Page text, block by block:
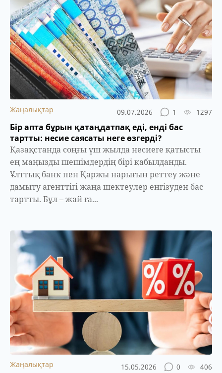
Жаңалықтар 09.07.2026 1 1297
Бір апта бұрын қатаңдатпақ еді, енді бас
тартты: несие саясаты неге өзгерді?
Қазақстанда соңғы үш жылда несиеге қатысты
ең маңызды шешімдердің бірі қабылданды.
Ұлттық банк пен Қаржы нарығын реттеу және
дамыту агенттігі жаңа шектеулер енгізуден бас
тартты. Бұл – жай ға...
Жаңалықтар 15.05.2026 0 406